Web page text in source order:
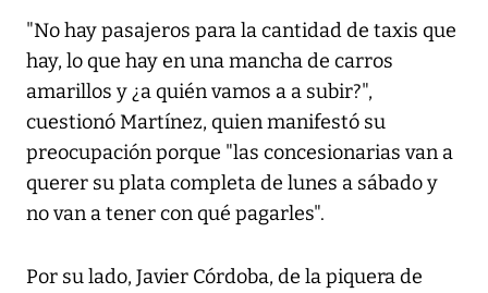
"No hay pasajeros para la cantidad de taxis que
hay, lo que hay en una mancha de carros
amarillos y ¿a quién vamos a a subir?",
cuestionó Martínez, quien manifestó su
preocupación porque "las concesionarias van a
querer su plata completa de lunes a sábado y
no van a tener con qué pagarles".
Por su lado, Javier Córdoba, de la piquera de